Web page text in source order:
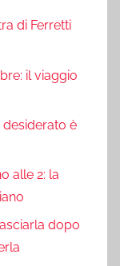
di Ferretti
il viaggio
desiderato è
alle 2: la
dopo